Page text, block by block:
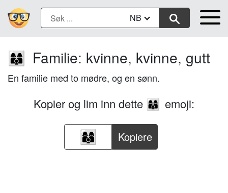
NB
👩‍👩‍👦 Familie: kvinne, kvinne, gutt
En familie med to mødre, og en sønn.
Kopier og lim inn dette 👩‍👩‍👦 emoji:
Kopiere